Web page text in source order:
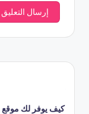
كيف يوفر لك موقع